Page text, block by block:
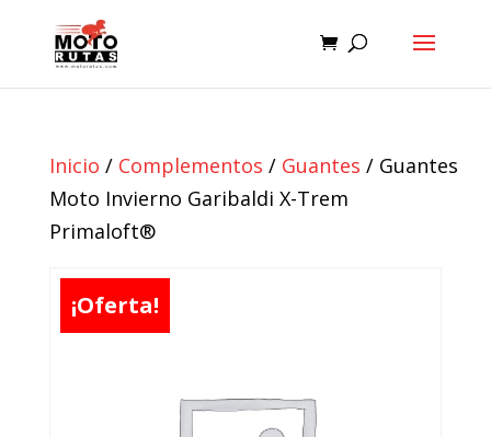
Inicio / Complementos / Guantes / Guantes
Moto Invierno Garibaldi X-Trem
Primaloft®
¡Oferta!